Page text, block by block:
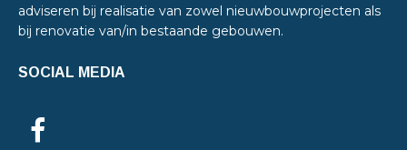
adviseren bij realisatie van zowel nieuwbouwprojecten als
bij renovatie van/in bestaande gebouwen.
SOCIAL MEDIA